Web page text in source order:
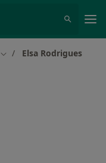
Mudar de cidade
Elsa Rodrigues